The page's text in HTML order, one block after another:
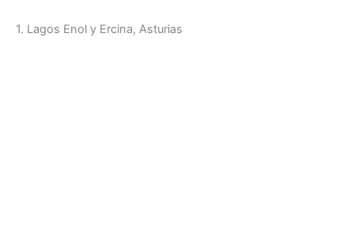
1. Lagos Enol y Ercina, Asturias